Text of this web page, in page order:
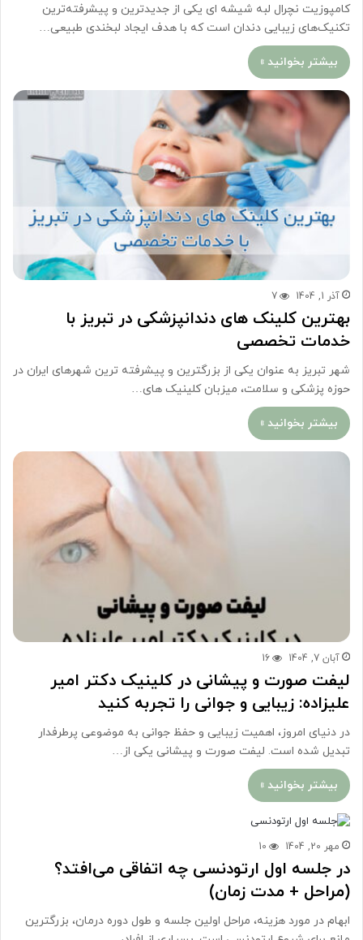
کامپوزیت نچرال لبه‌ شیشه‌ ای یکی از جدیدترین و پیشرفته‌ترین
تکنیک‌های زیبایی دندان است که با هدف ایجاد لبخندی طبیعی…
بیشتر بخوانید »
آذر 1, 1404 7
بهترین کلینک های دندانپزشکی در تبریز با
خدمات تخصصی
شهر تبریز به عنوان یکی از بزرگترین و پیشرفته ترین شهرهای ایران در
حوزه پزشکی و سلامت، میزبان کلینیک های…
بیشتر بخوانید »
آبان 7, 1404 16
لیفت صورت و پیشانی در کلینیک دکتر امیر
علیزاده: زیبایی و جوانی را تجربه کنید
در دنیای امروز، اهمیت زیبایی و حفظ جوانی به موضوعی پرطرفدار
تبدیل شده است. لیفت صورت و پیشانی یکی از…
بیشتر بخوانید »
مهر 20, 1404 10
در جلسه اول ارتودنسی چه اتفاقی می‌افتد؟
(مراحل + مدت زمان)
ابهام در مورد هزینه، مراحل اولین جلسه و طول دوره درمان، بزرگترین